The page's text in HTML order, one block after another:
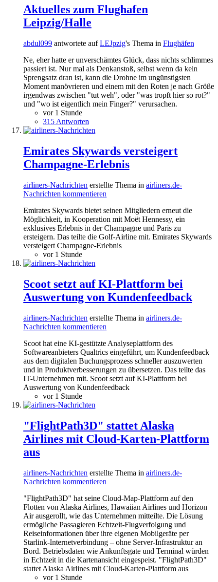
Aktuelles zum Flughafen
Leipzig/Halle
abdul099 antwortete aufLEJpzig's Thema in Flughäfen
Ne, eher hatte er unverschämtes Glück, dass nichts schlimmes
passiert ist. Nur mal als Denkanstoß, selbst wenn da kein
Sprengsatz dran ist, kann die Drohne im ungünstigsten
Moment manövrieren und einem mit den Roten je nach Größe
irgendwas zwischen "tut weh", oder "was tropft hier so rot?"
und "wo ist eigentlich mein Finger?" verursachen.
vor 1 Stunde
315 Antworten
Emirates Skywards versteigert
Champagne-Erlebnis
airliners-Nachrichten erstellte Thema in airliners.de-
Nachrichten kommentieren
Emirates Skywards bietet seinen Mitgliedern erneut die
Möglichkeit, in Kooperation mit Moët Hennessy, ein
exklusives Erlebnis in der Champagne und Paris zu
ersteigern. Das teilte die Golf-Airline mit. Emirates Skywards
versteigert Champagne-Erlebnis
vor 1 Stunde
Scoot setzt auf KI-Plattform bei
Auswertung von Kundenfeedback
airliners-Nachrichten erstellte Thema in airliners.de-
Nachrichten kommentieren
Scoot hat eine KI-gestützte Analyseplattform des
Softwareanbieters Qualtrics eingeführt, um Kundenfeedback
aus dem digitalen Buchungsprozess schneller auszuwerten
und in Produktverbesserungen zu übersetzen. Das teilte das
IT-Unternehmen mit. Scoot setzt auf KI-Plattform bei
Auswertung von Kundenfeedback
vor 1 Stunde
"FlightPath3D" stattet Alaska
Airlines mit Cloud-Karten-Plattform
aus
airliners-Nachrichten erstellte Thema in airliners.de-
Nachrichten kommentieren
"FlightPath3D" hat seine Cloud-Map-Plattform auf den
Flotten von Alaska Airlines, Hawaiian Airlines und Horizon
Air ausgerollt, wie das Unternehmen mitteilte. Die Lösung
ermögliche Passagieren Echtzeit-Flugverfolgung und
Reiseinformationen über ihre eigenen Mobilgeräte per
Starlink-Internetverbindung – ohne Server-Infrastruktur an
Bord. Betriebsdaten wie Ankunftsgate und Terminal würden
in Echtzeit in die Kartenansicht eingespeist. "FlightPath3D"
stattet Alaska Airlines mit Cloud-Karten-Plattform aus
vor 1 Stunde